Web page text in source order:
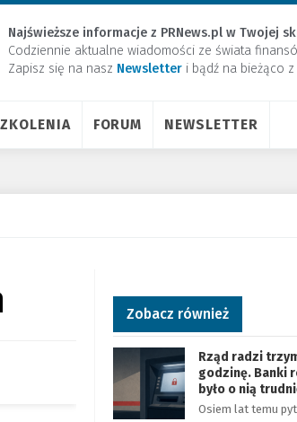
Najświeższe informacje z PRNews.pl w Twojej
Codziennie aktualne wiadomości ze świata
Zapisz się na nasz Newsletter ​i bądź na bieżąco
FORUM NEWSLETTER
Zobacz również
Rząd radzi
godzinę. Banki
było o nią
Osiem lat temu